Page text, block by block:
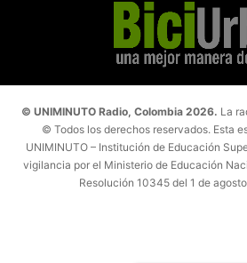
© UNIMINUTO Radio, Colombia 2026. La
© Todos los derechos reservados. Esta
UNIMINUTO – Institución de Educación
vigilancia por el Ministerio de Educación
Resolución 10345 del 1 de